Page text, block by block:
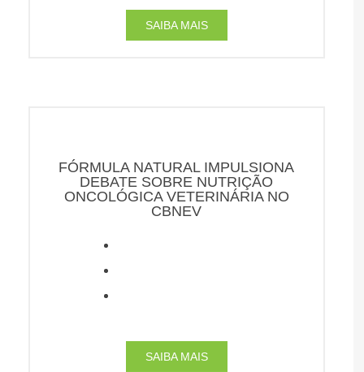
SAIBA MAIS
FÓRMULA NATURAL IMPULSIONA
DEBATE SOBRE NUTRIÇÃO
ONCOLÓGICA VETERINÁRIA NO
CBNEV
SAIBA MAIS